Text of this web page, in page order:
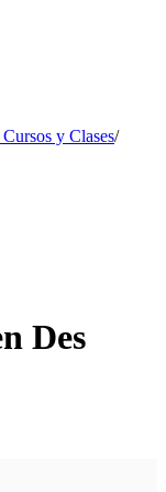
y Clases/
Des